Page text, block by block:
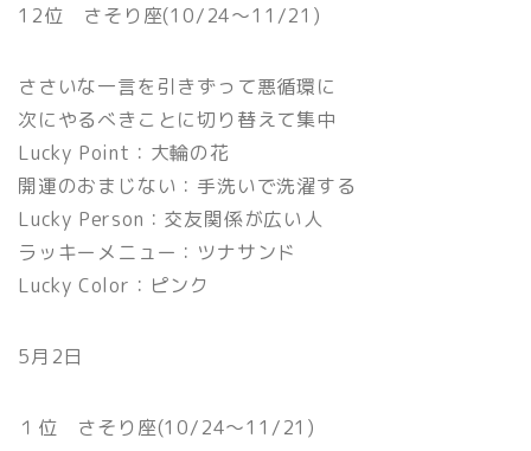
12位 さそり座(10/24〜11/21)
ささいな一言を引きずって悪循環に
次にやるべきことに切り替えて集中
Lucky Point：大輪の花
開運のおまじない：手洗いで洗濯する
Lucky Person：交友関係が広い人
ラッキーメニュー：ツナサンド
Lucky Color：ピンク
5月2日
１位 さそり座(10/24〜11/21)